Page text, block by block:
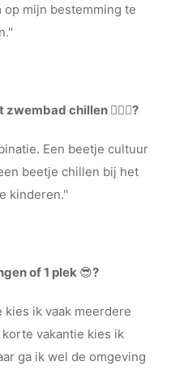
mijn bestemming te
zwembad chillen 🏊🏻‍♀️?
Een beetje cultuur
beetje chillen bij het
kinderen.''
of 1 plek 😎?
kies ik vaak meerdere
vakantie kies ik
ga ik wel de omgeving